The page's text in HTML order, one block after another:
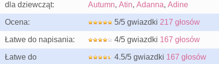
dla dziewcząt:
Autumn, Atin, Adanna, Adine
Ocena: 5/5 gwiazdki 217 głosów
Łatwe do napisania: 4/5 gwiazdki 167 głosów
Łatwe do
4.5/5 gwiazdki 167 głosów